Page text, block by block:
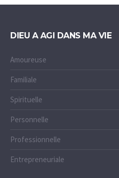
DIEU A AGI DANS MA VIE
Amoureuse
Familiale
Spirituelle
Personnelle
Professionnelle
Entrepreneuriale